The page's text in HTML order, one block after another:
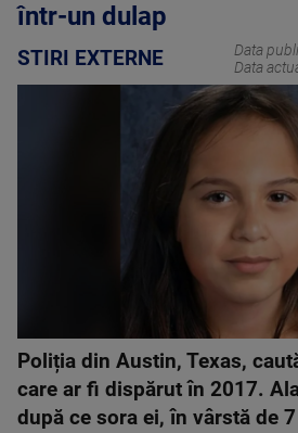
într-un dulap
STIRI EXTERNE Data
Data
Poliția din Austin, Texas,
care ar fi dispărut în 2017.
după ce sora ei, în vârstă de